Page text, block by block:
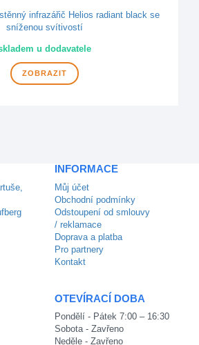
u dodavatele
ZOBRAZIT
INFORMACE
Můj účet
Obchodní podmínky
Odstoupení od smlouvy
/ reklamace
Doprava a platba
Pro partnery
Kontakt
OTEVÍRACÍ DOBA
Pondělí - Pátek 7:00 – 16:30
Sobota - Zavřeno
Neděle - Zavřeno